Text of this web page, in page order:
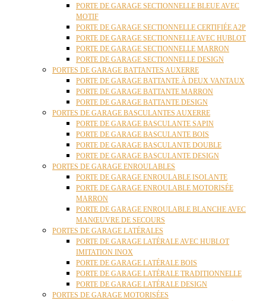
PORTE DE GARAGE SECTIONNELLE BLEUE AVEC
MOTIF
PORTE DE GARAGE SECTIONNELLE CERTIFIÉE A2P
PORTE DE GARAGE SECTIONNELLE AVEC HUBLOT
PORTE DE GARAGE SECTIONNELLE MARRON
PORTE DE GARAGE SECTIONNELLE DESIGN
PORTES DE GARAGE BATTANTES AUXERRE
PORTE DE GARAGE BATTANTE À DEUX VANTAUX
PORTE DE GARAGE BATTANTE MARRON
PORTE DE GARAGE BATTANTE DESIGN
PORTES DE GARAGE BASCULANTES AUXERRE
PORTE DE GARAGE BASCULANTE SAPIN
PORTE DE GARAGE BASCULANTE BOIS
PORTE DE GARAGE BASCULANTE DOUBLE
PORTE DE GARAGE BASCULANTE DESIGN
PORTES DE GARAGE ENROULABLES
PORTE DE GARAGE ENROULABLE ISOLANTE
PORTE DE GARAGE ENROULABLE MOTORISÉE
MARRON
PORTE DE GARAGE ENROULABLE BLANCHE AVEC
MANŒUVRE DE SECOURS
PORTES DE GARAGE LATÉRALES
PORTE DE GARAGE LATÉRALE AVEC HUBLOT
IMITATION INOX
PORTE DE GARAGE LATÉRALE BOIS
PORTE DE GARAGE LATÉRALE TRADITIONNELLE
PORTE DE GARAGE LATÉRALE DESIGN
PORTES DE GARAGE MOTORISÉES